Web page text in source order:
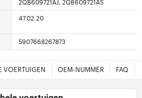
2QB609721AJ, 2QB609721AS
47.02.20
5907668267873
VOERTUIGEN OEM-NUMMER FAQ